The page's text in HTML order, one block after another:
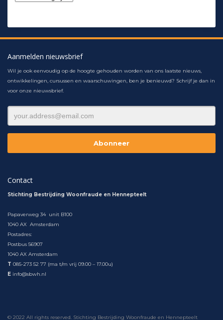
Aanmelden nieuwsbrief
Wil je ook eenvoudig op de hoogte gehouden worden van ons laatste nieuws,
ontwikkelingen, cursussen en waarschuwingen, ben je benieuwd? Schrijf je dan in
voor onze nieuwsbrief.
Contact
Stichting Bestrijding Woonfraude en Hennepteelt
Papaverweg 34 unit B100
1040 AX Amsterdam
Postadres:
Postbus 56907
1040 AX Amsterdam
T 085-273 52 77 (ma t/m vrij 09.00 – 17.00u)
E info@sbwh.nl
© 2022 All rights reserved. Stichting Bestrijding Woonfraude en Hennepteelt